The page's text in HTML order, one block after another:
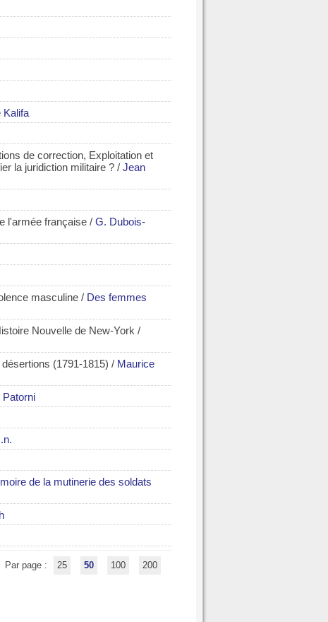
Kalifa
de correction, Exploitation et
la juridiction militaire ? / Jean
l'armée française / G. Dubois-
masculine / Des femmes
Nouvelle de New-York /
(1791-1815) / Maurice
Patorni
de la mutinerie des soldats
Par page : 25 50 100 200